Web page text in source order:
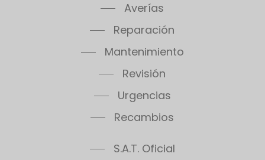
Averías
Reparación
Mantenimiento
Revisión
Urgencias
Recambios
S.A.T. Oficial